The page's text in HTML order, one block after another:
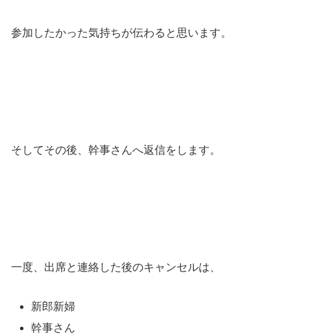
参加したかった気持ちが伝わると思います。
そしてその後、幹事さんへ返信をします。
一度、出席と連絡した後のキャンセルは、
新郎新婦
幹事さん